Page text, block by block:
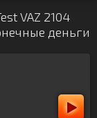
VAZ 2104
деньги